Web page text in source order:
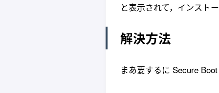
と表示されて，インスト
解決方法
まあ要するに Secure